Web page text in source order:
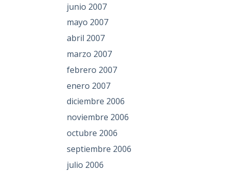
junio 2007
mayo 2007
abril 2007
marzo 2007
febrero 2007
enero 2007
diciembre 2006
noviembre 2006
octubre 2006
septiembre 2006
julio 2006